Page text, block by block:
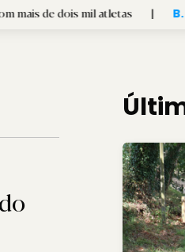
mil atletas | B.Alteração do